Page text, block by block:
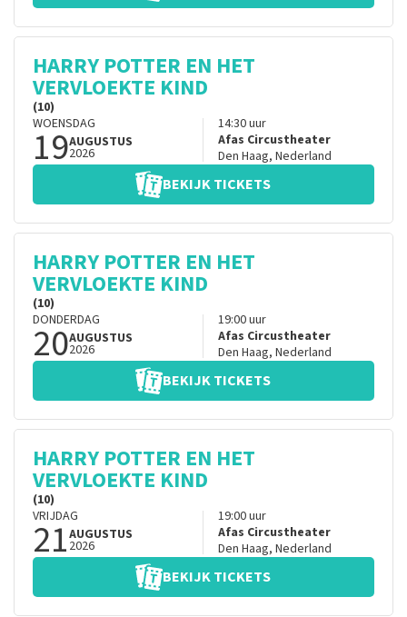
HARRY POTTER EN HET
VERVLOEKTE KIND
(10)
WOENSDAG
19AUGUSTUS
2026
14:30uur
Afas Circustheater
Den Haag, Nederland
BEKIJK TICKETS
HARRY POTTER EN HET
VERVLOEKTE KIND
(10)
DONDERDAG
20AUGUSTUS
2026
19:00uur
Afas Circustheater
Den Haag, Nederland
BEKIJK TICKETS
HARRY POTTER EN HET
VERVLOEKTE KIND
(10)
VRIJDAG
21AUGUSTUS
2026
19:00uur
Afas Circustheater
Den Haag, Nederland
BEKIJK TICKETS